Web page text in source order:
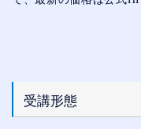
受講形態